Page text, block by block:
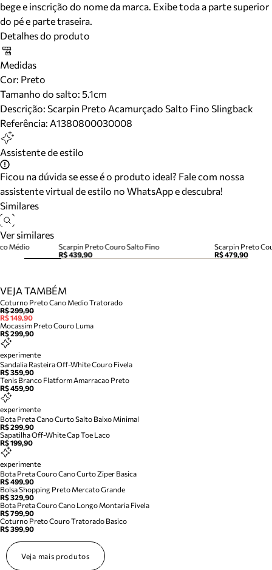
bege e inscrição do nome da marca. Exibe toda a parte superior
do pé e parte traseira.
Detalhes do produto
Medidas
Cor: Preto
Tamanho do salto: 5.1cm
Descrição: Scarpin Preto Acamurçado Salto Fino Slingback
Referência: A1380800030008
Assistente de estilo
Ficou na dúvida se esse é o produto ideal? Fale com nossa
assistente virtual de estilo no WhatsApp e descubra!
Similares
Ver similares
Scarpin Preto Couro Salto Fino
R$ 439,90
Scarpin Preto
R$ 479,90
Médio
VEJA TAMBÉM
Coturno Preto Cano Medio Tratorado
R$ 299,90
R$ 149,90
Mocassim Preto Couro Luma
R$ 299,90
experimente
Sandalia Rasteira Off-White Couro Fivela
R$ 359,90
Tenis Branco Flatform Amarracao Preto
R$ 459,90
experimente
Bota Preta Cano Curto Salto Baixo Minimal
R$ 299,90
Sapatilha Off-White Cap Toe Laco
R$ 199,90
experimente
Bota Preta Couro Cano Curto Ziper Basica
R$ 499,90
Bolsa Shopping Preto Mercato Grande
R$ 329,90
Bota Preta Couro Cano Longo Montaria Fivela
R$ 799,90
Coturno Preto Couro Tratorado Basico
R$ 399,90
Veja mais produtos